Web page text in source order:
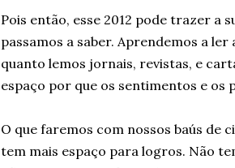
Pois então, esse 2012 pode trazer a
passamos a saber. Aprendemos a
quanto lemos jornais, revistas, e
espaço por que os sentimentos e os
O que faremos com nossos baús de
tem mais espaço para logros. Não